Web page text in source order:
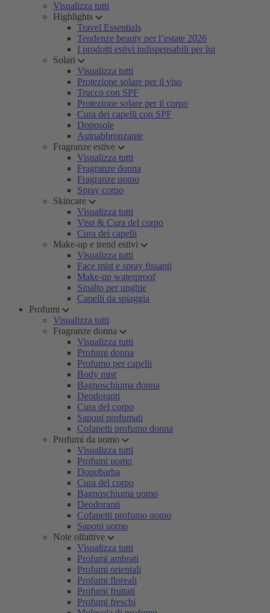
Visualizza tutti
Highlights
Travel Essentials
Tendenze beauty per l’estate 2026
I prodotti estivi indispensabili per lui
Solari
Visualizza tutti
Protezione solare per il viso
Trucco con SPF
Protezione solare per il corpo
Cura dei capelli con SPF
Doposole
Autoabbronzante
Fragranze estive
Visualizza tutti
Fragranze donna
Fragranze uomo
Spray corpo
Skincare
Visualizza tutti
Viso & Cura del corpo
Cura dei capelli
Make-up e trend estivi
Visualizza tutti
Face mist e spray fissanti
Make-up waterproof
Smalto per unghie
Capelli da spiaggia
Profumi
Visualizza tutti
Fragranze donna
Visualizza tutti
Profumi donna
Profumo per capelli
Body mist
Bagnoschiuma donna
Deodoranti
Cura del corpo
Saponi profumati
Cofanetti profumo donna
Profumi da uomo
Visualizza tutti
Profumi uomo
Dopobarba
Cura del corpo
Bagnoschiuma uomo
Deodoranti
Cofanetti profumo uomo
Saponi uomo
Note olfattive
Visualizza tutti
Profumi ambrati
Profumi orientali
Profumi floreali
Profumi fruttati
Profumi freschi